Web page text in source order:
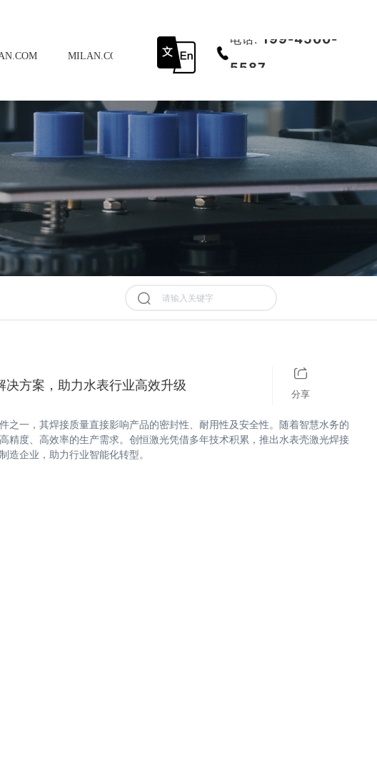
MILAN.COM-米兰（中国） 底部导航
电话: 199-4500-
5587
决方...
清空记录
方案，助力水表行业高效升级
分享
之一，其焊接质量直接影响产品的密封性、耐用性及安全性。随着智慧水务的
精度、高效率的生产需求。创恒激光凭借多年技术积累，推出水表壳激光焊接
造企业，助力行业智能化转型。